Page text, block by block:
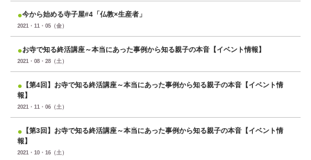
2021・11・05（金）
●今から始める寺子屋#4「仏教×生産者」
2021・08・28（土）
●お寺で知る終活講座～本当にあった事例から知る親子の本音【イベント情報】
2021・11・06（土）
● 【第4回】お寺で知る終活講座～本当にあった事例から知る親子の本音【イベント情
報】
2021・10・16（土）
● 【第3回】お寺で知る終活講座～本当にあった事例から知る親子の本音【イベント情
報】